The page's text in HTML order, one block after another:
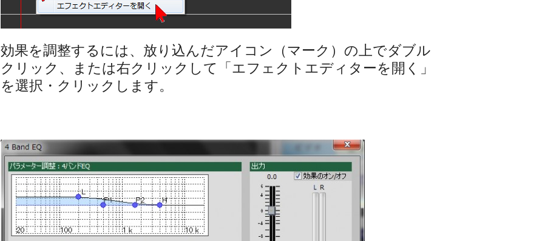
効果を調整するには、放り込んだアイコン（マーク）の上でダブル
クリック、または右クリックして「エフェクトエディターを開く」
を選択・クリックします。